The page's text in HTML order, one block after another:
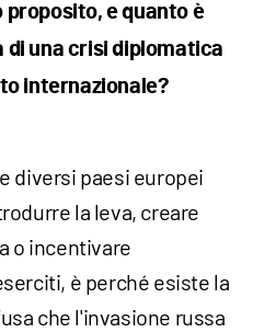
e quanto è
una crisi diplomatica
internazionale?
diversi paesi europei
la leva, creare
o incentivare
è perché esiste la
che l'invasione russa